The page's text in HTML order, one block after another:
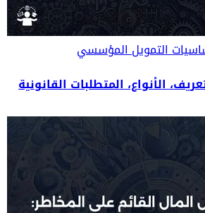
التمويل المؤسسي
الأنواع، المتطلبات القانونية